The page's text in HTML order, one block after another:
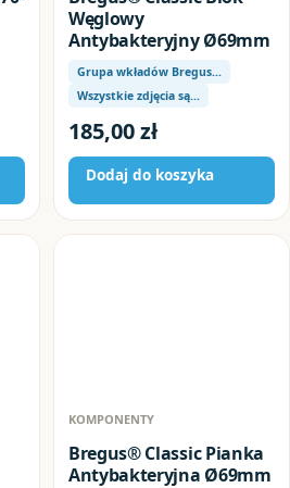
Węglowy
Antybakteryjny Ø69mm
Grupa wkładów Bregus…
Wszystkie zdjęcia są…
185,00zł
Dodaj do koszyka
KOMPONENTY
Bregus® Classic Pianka
Antybakteryjna Ø69mm